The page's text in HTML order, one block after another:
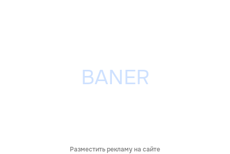
Разместить рекламу на сайте